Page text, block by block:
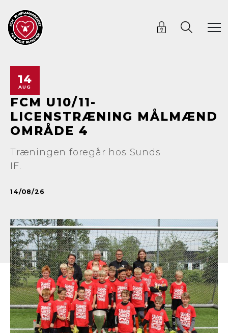
14
AUG
FCM U10/11-
LICENSTRÆNING MÅLMÆND
OMRÅDE 4
Træningen foregår hos Sunds
IF.
14/08/26